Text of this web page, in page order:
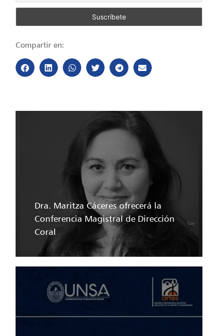
Compartir en:
Dra. Maritza Cáceres ofrecerá la
Conferencia Magistral de Dirección
Coral